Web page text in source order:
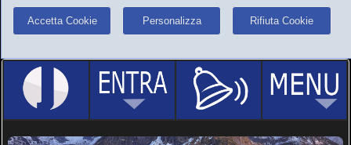
Accetta Cookie Personalizza Rifiuta Cookie